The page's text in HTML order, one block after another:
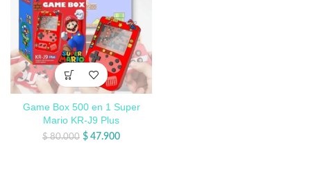
Game Box 500 en 1 Super
Mario KR-J9 Plus
$80.000 $ 47.900